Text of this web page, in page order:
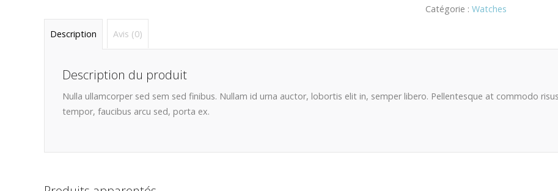
Catégorie : Watches
Description Avis (0)
Description du produit
Nulla ullamcorper sed sem sed finibus. Nullam id urna auctor, lobortis elit in, semper libero. Pellentesque at commodo
tempor, faucibus arcu sed, porta ex.